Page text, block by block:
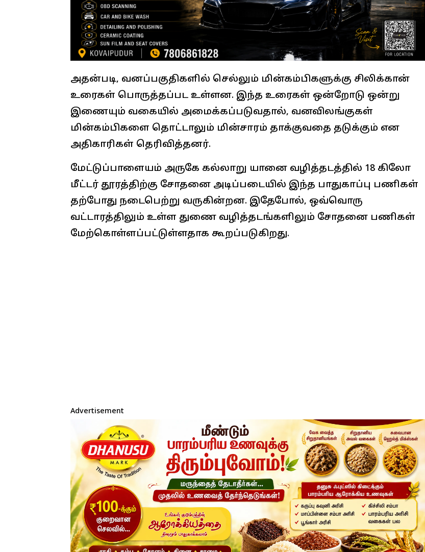
அதன்படி, வனப்பகுதிகளில் செல்லும் மின்கம்பிகளுக்கு சிலிக்கான்
உரைகள் பொருத்தப்பட உள்ளன. இந்த உரைகள் ஒன்றோடு ஒன்று
இணையும் வகையில் அமைக்கப்படுவதால், வனவிலங்குகள்
மின்கம்பிகளை தொட்டாலும் மின்சாரம் தாக்குவதை தடுக்கும் என
அதிகாரிகள் தெரிவித்தனர்.
மேட்டுப்பாளையம் அருகே கல்லாறு யானை வழித்தடத்தில் 18 கிலோ
மீட்டர் தூரத்திற்கு சோதனை அடிப்படையில் இந்த பாதுகாப்பு பணிகள்
தற்போது நடைபெற்று வருகின்றன. இதேபோல், ஒவ்வொரு
வட்டாரத்திலும் உள்ள துணை வழித்தடங்களிலும் சோதனை பணிகள்
மேற்கொள்ளப்பட்டுள்ளதாக கூறப்படுகிறது.
Advertisement